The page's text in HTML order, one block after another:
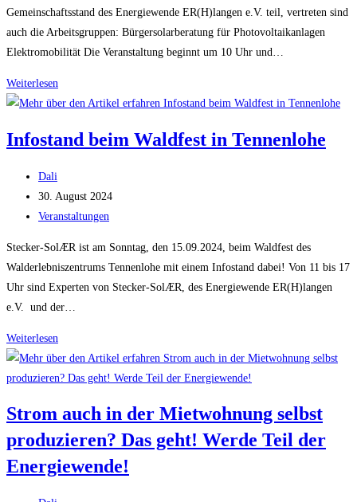
Gemeinschaftsstand des Energiewende ER(H)langen e.V. teil, vertreten sind
auch die Arbeitsgruppen: Bürgersolarberatung für Photovoltaikanlagen
Elektromobilität Die Veranstaltung beginnt um 10 Uhr und…
Weiterlesen
beim
Infostand beim Waldfest in Tennenlohe
Beitrags-
Autor:
Dali
Beitrag
veröffentlicht:
30. August 2024
Beitrags-
Veranstaltungen
Stecker-SolÆR ist am Sonntag, den 15.09.2024, beim Waldfest des
Walderlebniszentrums Tennenlohe mit einem Infostand dabei! Von 11 bis 17
Uhr sind Experten von Stecker-SolÆR, des Energiewende ER(H)langen
e.V. und der…
Weiterlesen
beim
Waldfest
Tennenlohe
Strom auch in der Mietwohnung selbst
produzieren? Das geht! Werde Teil der
Energiewende!